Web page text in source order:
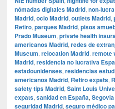
nómadas digitales Madrid, non-
Madrid, ocio Madrid, outlets Madrid,
Retiro, parques Madrid, pisos
Prado Museum, private health
americanos Madrid, redes de
Museum, relocation Madrid, remote
Madrid, residencia no lucrativa
estadounidenses, residencias
americanos Madrid, Retiro expats,
safety tips Madrid, Saint Louis
expats, sanidad en España,
seguridad Madrid, seguro médico